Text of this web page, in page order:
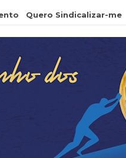
Quero Sindicalizar-me